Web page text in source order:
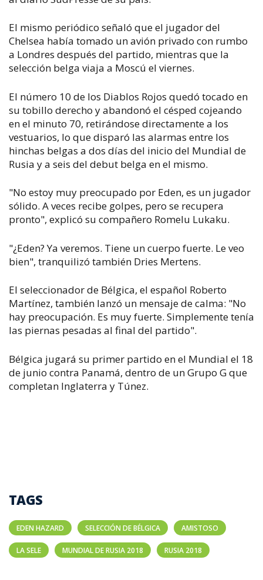
El mismo periódico señaló que el jugador del
Chelsea había tomado un avión privado con rumbo
a Londres después del partido, mientras que la
selección belga viaja a Moscú el viernes.
El número 10 de los Diablos Rojos quedó tocado en
su tobillo derecho y abandonó el césped cojeando
en el minuto 70, retirándose directamente a los
vestuarios, lo que disparó las alarmas entre los
hinchas belgas a dos días del inicio del Mundial de
Rusia y a seis del debut belga en el mismo.
"No estoy muy preocupado por Eden, es un jugador
sólido. A veces recibe golpes, pero se recupera
pronto", explicó su compañero Romelu Lukaku.
"¿Eden? Ya veremos. Tiene un cuerpo fuerte. Le veo
bien", tranquilizó también Dries Mertens.
El seleccionador de Bélgica, el español Roberto
Martínez, también lanzó un mensaje de calma: "No
hay preocupación. Es muy fuerte. Simplemente tenía
las piernas pesadas al final del partido".
Bélgica jugará su primer partido en el Mundial el 18
de junio contra Panamá, dentro de un Grupo G que
completan Inglaterra y Túnez.
TAGS
EDEN HAZARD SELECCIÓN DE BÉLGICA AMISTOSO
LA SELE MUNDIAL DE RUSIA 2018 RUSIA 2018